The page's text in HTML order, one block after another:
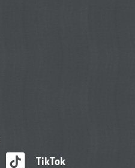
TikTok